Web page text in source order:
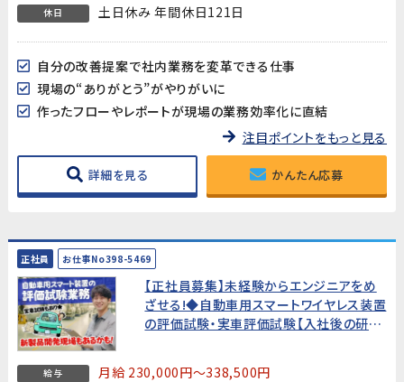
休日 土日休み 年間休日121日
自分の改善提案で社内業務を変革できる仕事
現場の“ありがとう”がやりがいに
作ったフローやレポートが現場の業務効率化に直結
注目ポイントをもっと見る
詳細を見る かんたん応募
正社員 お仕事No398-5469
【正社員募集】未経験からエンジニアをめ
ざせる!◆自動車用スマートワイヤレス装置
の評価試験・実車評価試験【入社後の研修
給与 月給 230,000円～338,500円